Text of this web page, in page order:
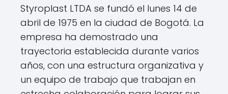
Styroplast LTDA se fundó el lunes 14 de
abril de 1975 en la ciudad de Bogotá. La
empresa ha demostrado una
trayectoria establecida durante varios
años, con una estructura organizativa y
un equipo de trabajo que trabajan en